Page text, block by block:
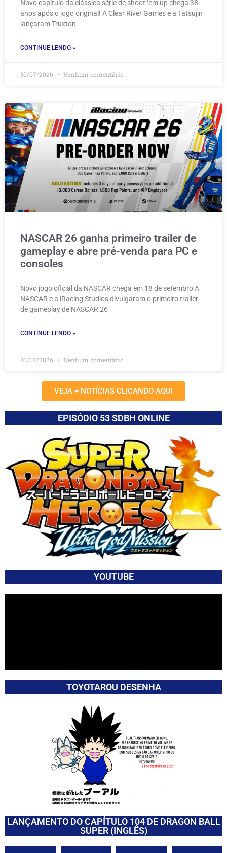
Novo capítulo da clássica série de shoot ‘em up chega 38
anos após o jogo original! A Clear River Games e a Tatsujin
lançaram Truxton
CONTINUE LENDO »
30/07/2026 Nenhum comentário
NASCAR 26 ganha primeiro trailer de
gameplay e abre pré-venda para PC e
consoles
Novo jogo oficial da NASCAR chega em 18 de setembro A
NASCAR e a iRacing Studios divulgaram o primeiro trailer
de gameplay de NASCAR 26
CONTINUE LENDO »
30/07/2026 Nenhum comentário
VEJA + NOTÍCIAS CLICANDO AQUI
EPISÓDIO 53 SDBH ONLINE
YOUTUBE
TOYOTAROU DESENHA
LANÇAMENTO DO CAPÍTULO 104 DE DRAGON BALL
SUPER (INGLÊS)